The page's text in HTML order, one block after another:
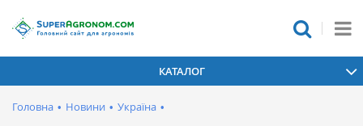
КАТАЛОГ
Головна • Новини • Україна •